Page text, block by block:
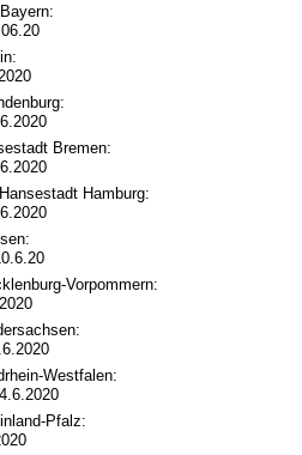
Bremen:
Hamburg:
Vorpommern:
Westfalen:
Pfalz: